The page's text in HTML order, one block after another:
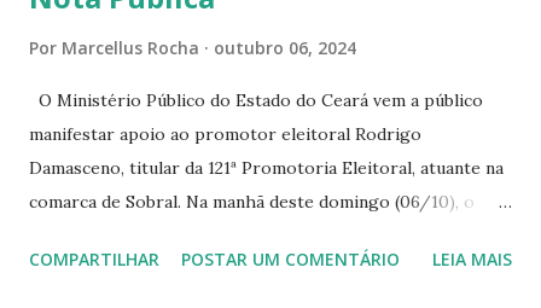
Por Marcellus Rocha outubro 06, 2024
O Ministério Público do Estado do Ceará vem a público
manifestar apoio ao promotor eleitoral Rodrigo
Damasceno, titular da 121ª Promotoria Eleitoral, atuante na
comarca de Sobral. Na manhã deste domingo (06/10), o
integrava um grupo de apoiadores de um candidato a
COMPARTILHAR POSTAR UM COMENTÁRIO LEIA MAIS